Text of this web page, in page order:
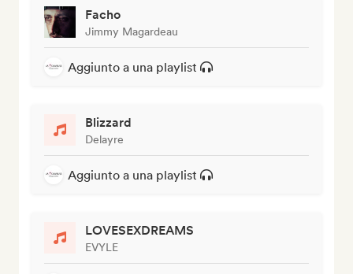
Facho
Jimmy Magardeau
Aggiunto a una playlist
Blizzard
Delayre
Aggiunto a una playlist
LOVESEXDREAMS
EVYLE